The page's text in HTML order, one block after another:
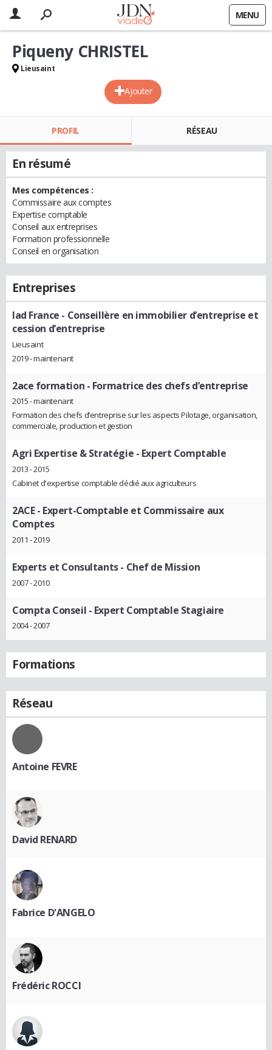
MENU
Ajouter
Piqueny CHRISTEL
Lieusaint
PROFIL RÉSEAU
En résumé
Mes compétences :
Commissaire aux comptes
Expertise comptable
Conseil aux entreprises
Formation professionnelle
Conseil en organisation
Entreprises
Iad France - Conseillère en immobilier d’entreprise et
cession d’entreprise
Lieusaint
2019 - maintenant
2ace formation - Formatrice des chefs d’entreprise
2015 - maintenant
Formation des chefs d’entreprise sur les aspects Pilotage, organisation,
commerciale, production et gestion
Agri Expertise & Stratégie - Expert Comptable
2013 - 2015
Cabinet d'expertise comptable dédié aux agriculteurs
2ACE- Expert-Comptable et Commissaire aux
Comptes
2011 - 2019
Experts et Consultants- Chef de Mission
2007 - 2010
Compta Conseil - Expert Comptable Stagiaire
2004 - 2007
Formations
Réseau
Antoine FEVRE
David RENARD
Fabrice D'ANGELO
Frédéric ROCCI